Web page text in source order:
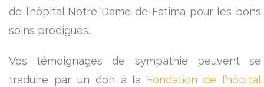
de l’hôpital Notre-Dame-de-Fatima pour les bons
soins prodigués.
Vos témoignages de sympathie peuvent se
traduire par un don à la Fondation de l’hôpital